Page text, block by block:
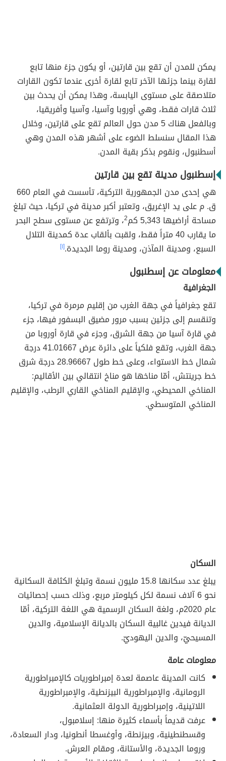
يمكن للمدن أن تقع بين قارتين، أو يكون جزءً منها تابع
لقارة بينما جزئها الآخر تابع لقارة أخرى عندما تكون القارات
متلاصقة على مستوى اليابسة، وهذا يمكن أن يحدث بين
ثلاث قارات فقط، وهي أوروبا وآسيا، وآسيا وأفريقيا،
وبالفعل هناك 5 مدن حول العالم تقع على قارتين، وخلال
هذا المقال سنسلط الضوء على أشهر هذه المدن وهي
أسطنبول، ونقوم بذكر بقية المدن.
إسطنبول مدينة تقع بين قارتين
هي إحدى مدن الجمهورية التركية، تأسست في العام 660
ق. م على يد الإغريق، وتعتبر أكبر مدينة في تركيا، حيث تبلغ
مساحة أراضيها 5,343 كم
2، وترتفع عن مستوى سطح البحر
ما يقارب 40 متراً فقط، ولقبت بألقاب عدة كمدينة التلال
السبع، ومدينة المآذن، ومدينة روما الجديدة.[١]
معلومات عن إسطنبول
الجغرافية
تقع جغرافياً في جهة الغرب من إقليم مرمرة في تركيا،
وتنقسم إلى جزئين بسبب مرور مضيق البسفور فيها، جزء
في قارة آسيا من جهة الشرق، وجزء في قارة أوروبا من
جهة الغرب، وتقع فلكياً على دائرة عرض 41.01667 درجة
شمال خط الاستواء، وعلى خط طول 28.96667 درجة شرق
خط جرينتش، أمّا مناخها هو مناخ انتقالي بين الأقاليم:
المناخي المحيطي، والإقليم المناخي القاري الرطب، والإقليم
المناخي المتوسطي.
السكان
يبلغ عدد سكانها 15.8 مليون نسمة وتبلغ الكثافة السكانية
نحو 6 آلاف نسمة لكل كيلومتر مربع، وذلك حسب إحصائيات
عام 2020م، ولغة السكان الرسمية هي اللغة التركية، أمّا
الديانة فيدين غالبية السكان بالديانة الإسلامية، والدين
المسيحيّ، والدين اليهوديّ.
معلومات عامة
كانت المدينة عاصمة لعدة إمبراطوريات كالإمبراطورية
الرومانية، والإمبراطورية البيزنطية، والإمبراطورية
اللاتينية، وإمبراطورية الدولة العثمانية.
عرفت قديماً بأسماء كثيرة منها: إسلامبول،
وقسطنطينية، وبيزنطة، وأوغسطا أنطونيا، ودار السعادة،
وروما الجديدة، والأستانة، ومقام العرش.